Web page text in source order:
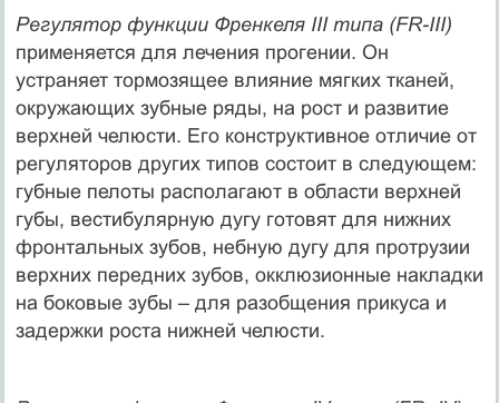
Регулятор функции Френкеля III типа (FR-III)
применяется для лечения прогении. Он
устраняет тормозящее влияние мягких тканей,
окружающих зубные ряды, на рост и развитие
верхней челюсти. Его конструктивное отличие от
регуляторов других типов состоит в следующем:
губные пелоты располагают в области верхней
губы, вестибулярную дугу готовят для нижних
фронтальных зубов, небную дугу для протрузии
верхних передних зубов, окклюзионные накладки
на боковые зубы – для разобщения прикуса и
задержки роста нижней челюсти.